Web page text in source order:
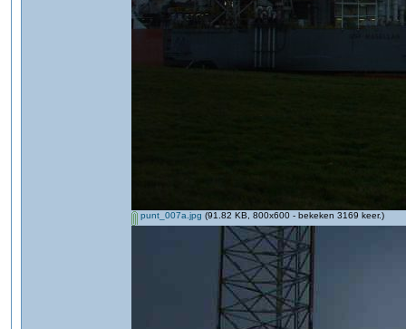
punt_007a.jpg (91.82 KB, 800x600 - bekeken 3169 keer.)